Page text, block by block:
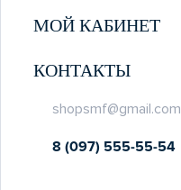
МОЙ КАБИНЕТ
КОНТАКТЫ
shopsmf@gmail.com
8 (097) 555-55-54